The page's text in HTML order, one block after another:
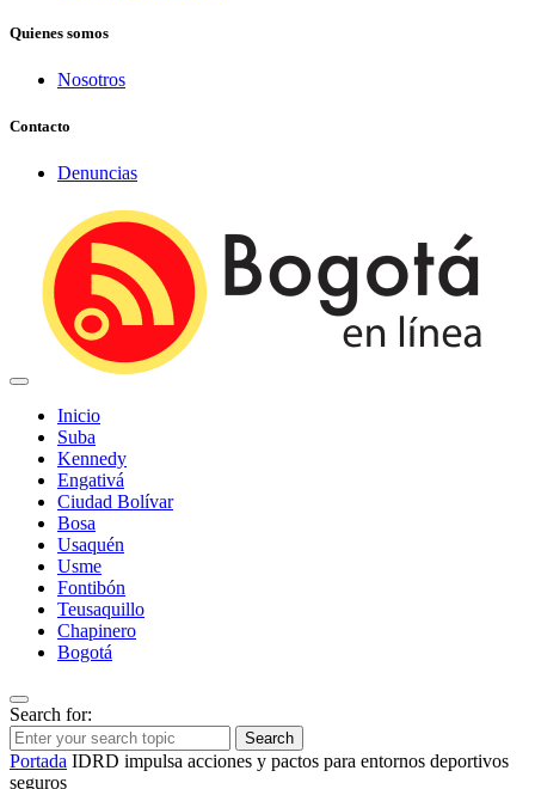
Quienes somos
Nosotros
Contacto
Denuncias
Inicio
Suba
Kennedy
Engativá
Ciudad Bolívar
Bosa
Usaquén
Usme
Fontibón
Teusaquillo
Chapinero
Bogotá
Search for:
Search
Portada IDRD impulsa acciones y pactos para entornos deportivos
seguros